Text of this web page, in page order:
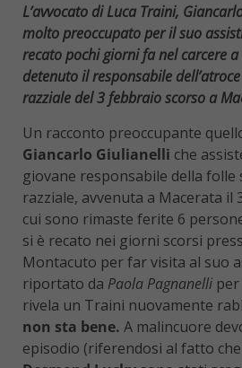
L’avvocato di Luca Traini,
molto preoccupato per il suo
recato pochi giorni fa nel carcere
detenuto il responsabile
razziale del 3 febbraio scorso a
Un racconto preoccupante
Giancarlo Giulianelli che
giovane responsabile della
razziale, avvenuta a Macerata il
cui sono rimaste ferite 6
si è recato nei giorni scorsi
Montacuto per far visita al suo
riportato da Paola Pagnanelli per
rivela un Traini nuovamente
non sta bene. A malincuore
episodio (riferendosi al fatto che